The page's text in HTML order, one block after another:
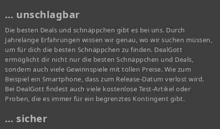
… unschlagbar
Die besten Deals und schnäppchen gibt es bei uns. Durch
Jahrelange Erfahrungen wissen wir genau, wo wir suchen müssen,
um für dich die besten Schnäppchen zu finden. DealGott
ermöglicht dir nicht nur die besten Schnäppchen und Deals,
sondern auch viele Gewinnspiele mit tollen Preise. Wie zum
Beispiel ein Smartphone, dass zum Release-Datum verlost wird.
Bei DealGott findest auch viele kostenlose Test-Artikel oder
Proben, die es immer für ein begrenztes Kontingent gibt.
… sicher